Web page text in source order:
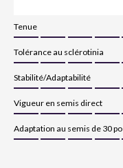
Tenue
Tolérance au sclérotinia
Stabilité/Adaptabilité
Vigueur en semis direct
Adaptation au semis de 30 po